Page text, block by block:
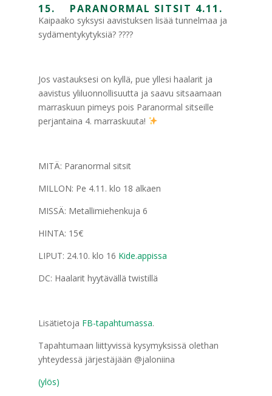
15. PARANORMAL SITSIT 4.11.
Kaipaako syksysi aavistuksen lisää tunnelmaa ja
sydämentykytyksiä? ????
Jos vastauksesi on kyllä, pue yllesi haalarit ja
aavistus yliluonnollisuutta ja saavu sitsaamaan
marraskuun pimeys pois Paranormal sitseille
perjantaina 4. marraskuuta!
MITÄ: Paranormal sitsit
MILLON: Pe 4.11. klo 18 alkaen
MISSÄ: Metallimiehenkuja 6
HINTA: 15€
LIPUT: 24.10. klo 16 Kide.appissa
DC: Haalarit hyytävällä twistillä
Lisätietoja FB-tapahtumassa.
Tapahtumaan liittyvissä kysymyksissä olethan
yhteydessä järjestäjään @jaloniina
(ylös)